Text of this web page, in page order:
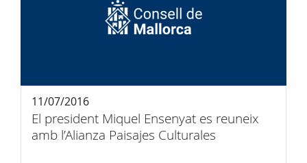
El president Miquel Ensenyat es reuneix
amb l’Alianza Paisajes Culturales
11/07/2016